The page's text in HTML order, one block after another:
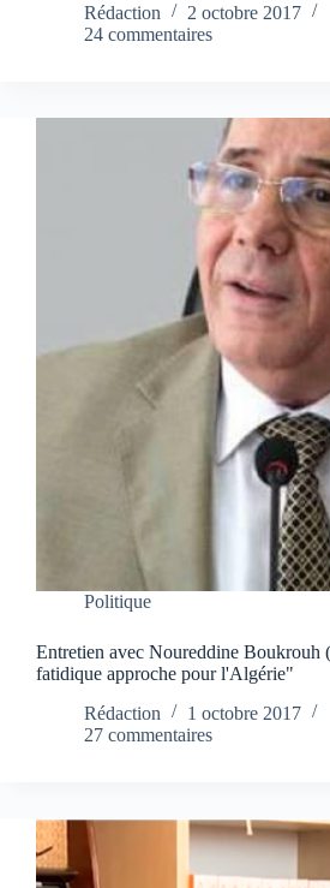
Rédaction
2 octobre 2017
24 commentaires
Politique
Entretien avec Noureddine
fatidique approche pour l'Algérie"
Rédaction
1 octobre 2017
27 commentaires